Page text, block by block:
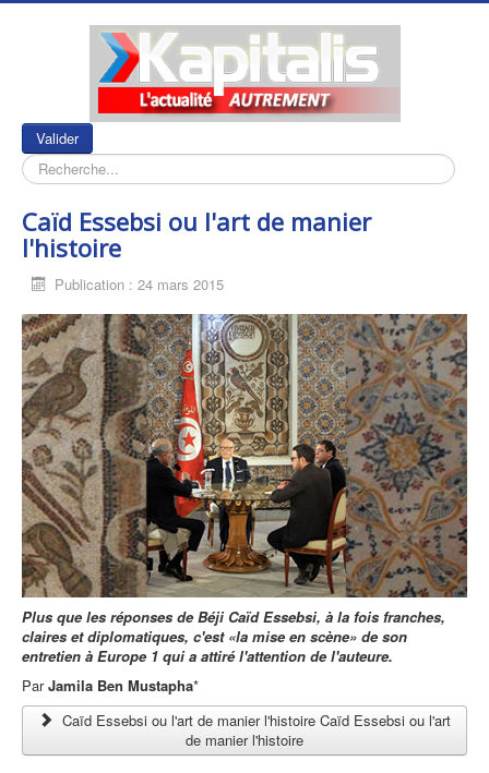
Valider
Caïd Essebsi ou l'art de manier
l'histoire
Publication : 24 mars 2015
Plus que les réponses de Béji Caïd Essebsi, à la fois franches,
claires et diplomatiques, c'est «la mise en scène» de son
entretien à Europe 1 qui a attiré l'attention de l'auteure.
ParJamila Ben Mustapha*
Caïd Essebsi ou l'art de manier l'histoire Caïd Essebsi ou l'art
de manier l'histoire